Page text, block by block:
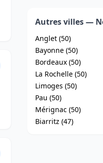
Autres villes —
Anglet (50)
Bayonne (50)
Bordeaux (50)
La Rochelle (50)
Limoges (50)
Pau (50)
Mérignac (50)
Biarritz (47)